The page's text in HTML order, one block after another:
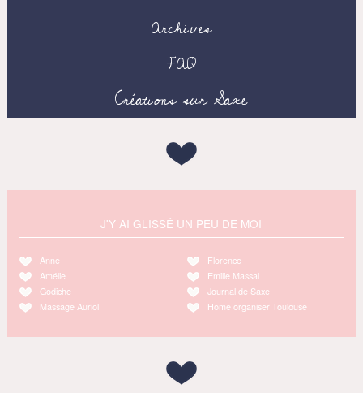
Archives
FAQ
Créations sur Saxe
J'Y AI GLISSÉ UN PEU DE MOI
Anne
Amélie
Godiche
Massage Auriol
Florence
Emilie Massal
Journal de Saxe
Home organiser Toulouse